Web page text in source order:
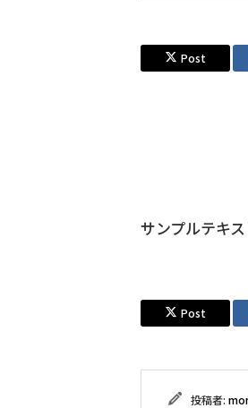
Post
サンプルテキス
Post
投稿者: